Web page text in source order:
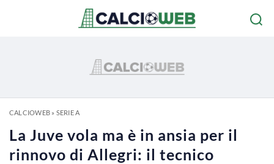
CALCIOWEB» SERIE A
La Juve vola ma è in ansia per il
rinnovo di Allegri: il tecnico